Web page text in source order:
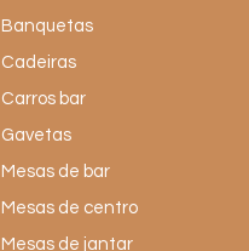
Banquetas
Cadeiras
Carros bar
Gavetas
Mesas de bar
Mesas de centro
Mesas de jantar